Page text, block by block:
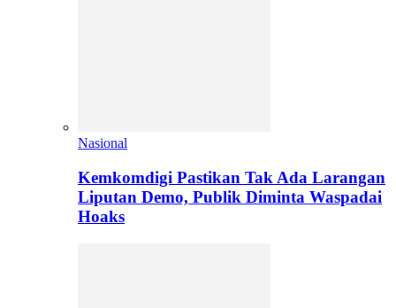
Nasional
Kemkomdigi Pastikan Tak Ada Larangan
Liputan Demo, Publik Diminta Waspadai
Hoaks